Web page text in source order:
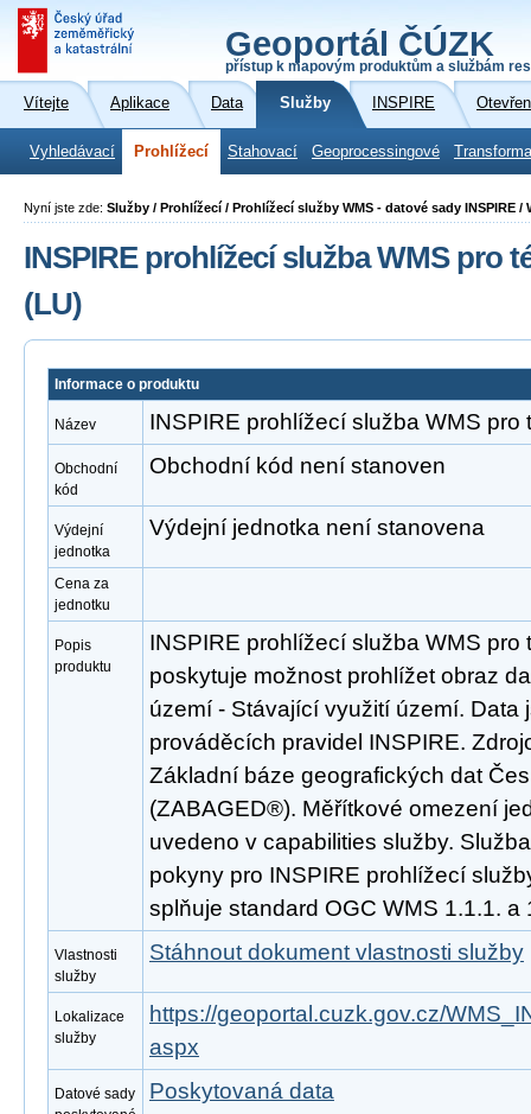
Geoportál ČÚZK
přístup k mapovým produktům a službám
Vítejte Aplikace Data Služby INSPIRE
Vyhledávací Prohlížecí Stahovací Geoprocessingové
Nyní jste zde: Služby / Prohlížecí / Prohlížecí služby WMS - datové sady INSPIRE /
INSPIRE prohlížecí služba WMS pro
(LU)
Informace o produktu
Název INSPIRE prohlížecí služba WMS pro
Obchodní
kód
Obchodní kód není stanoven
Výdejní
jednotka
Výdejní jednotka není stanovena
Cena za
jednotku
Popis
produktu
INSPIRE prohlížecí služba WMS pro
poskytuje možnost prohlížet obraz
území - Stávající využití území. Data
prováděcích pravidel INSPIRE.
Základní báze geografických dat
(ZABAGED®). Měřítkové omezení
uvedeno v capabilities služby.
pokyny pro INSPIRE prohlížecí
splňuje standard OGC WMS 1.1.1. a
Vlastnosti
služby
Stáhnout dokument vlastnosti služby
Lokalizace
služby
https://geoportal.cuzk.gov.cz/
aspx
Datové sady
Poskytovaná data